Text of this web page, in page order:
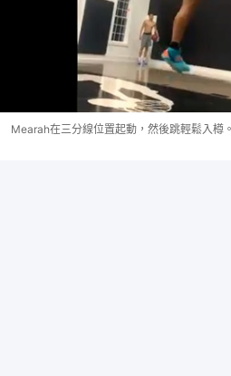
Mearah在三分線位置起動，然後跳輕鬆入樽